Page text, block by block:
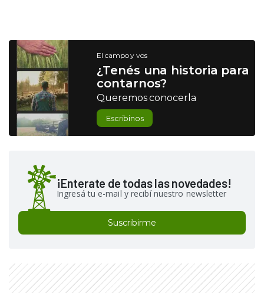
El campo y vos
¿Tenés una historia para
contarnos?
Queremos conocerla
Escribinos
¡Enterate de todas las novedades!
Ingresá tu e-mail y recibí nuestro newsletter
Suscribirme